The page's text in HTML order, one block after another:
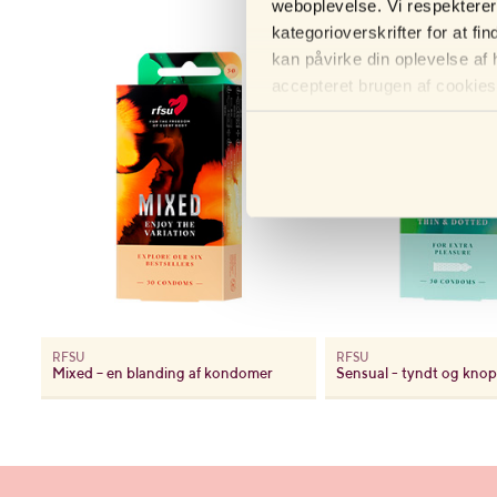
weboplevelse. Vi
kategorioverskrifter for at
kan påvirke din oplevelse
accepteret brugen af
De små knopper og
intens. Dette kan føre
populært valg for dem,
Kondomer med
begge parter, hvilket
, som har
RFSU
Mixed – en blanding af kondomer
RFSU
Sensual - tyndt og